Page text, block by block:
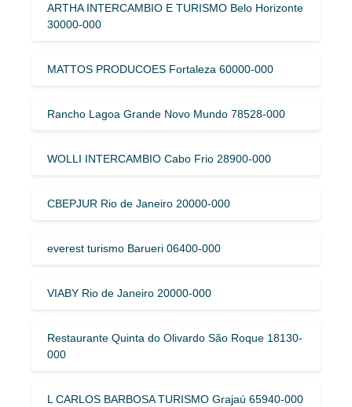
ARTHA INTERCAMBIO E TURISMO Belo Horizonte
30000-000
MATTOS PRODUCOES Fortaleza 60000-000
Rancho Lagoa Grande Novo Mundo 78528-000
WOLLI INTERCAMBIO Cabo Frio 28900-000
CBEPJUR Rio de Janeiro 20000-000
everest turismo Barueri 06400-000
VIABY Rio de Janeiro 20000-000
Restaurante Quinta do Olivardo São Roque 18130-
000
L CARLOS BARBOSA TURISMO Grajaú 65940-000